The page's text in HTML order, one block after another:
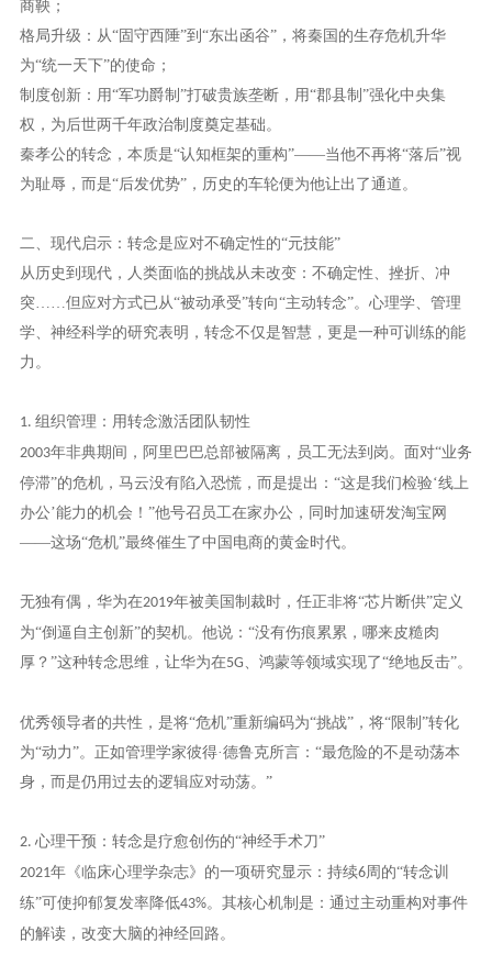
商鞅；
格局升级：从“固守西陲”到“东出函谷”，将秦国的生存危机升华
为“统一天下”的使命；
制度创新：用“军功爵制”打破贵族垄断，用“郡县制”强化中央集
权，为后世两千年政治制度奠定基础。
秦孝公的转念，本质是“认知框架的重构”——当他不再将“落后”视
为耻辱，而是“后发优势”，历史的车轮便为他让出了通道。
二、现代启示：转念是应对不确定性的“元技能”
从历史到现代，人类面临的挑战从未改变：不确定性、挫折、冲
突……但应对方式已从“被动承受”转向“主动转念”。心理学、管理
学、神经科学的研究表明，转念不仅是智慧，更是一种可训练的能
力。
1. 组织管理：用转念激活团队韧性
2003年非典期间，阿里巴巴总部被隔离，员工无法到岗。面对“业务
停滞”的危机，马云没有陷入恐慌，而是提出：“这是我们检验‘线上
办公’能力的机会！”他号召员工在家办公，同时加速研发淘宝网
——这场“危机”最终催生了中国电商的黄金时代。
无独有偶，华为在2019年被美国制裁时，任正非将“芯片断供”定义
为“倒逼自主创新”的契机。他说：“没有伤痕累累，哪来皮糙肉
厚？”这种转念思维，让华为在5G、鸿蒙等领域实现了“绝地反击”。
优秀领导者的共性，是将“危机”重新编码为“挑战”，将“限制”转化
为“动力”。正如管理学家彼得·德鲁克所言：“最危险的不是动荡本
身，而是仍用过去的逻辑应对动荡。”
2. 心理干预：转念是疗愈创伤的“神经手术刀”
2021年《临床心理学杂志》的一项研究显示：持续6周的“转念训
练”可使抑郁复发率降低43%。其核心机制是：通过主动重构对事件
的解读，改变大脑的神经回路。